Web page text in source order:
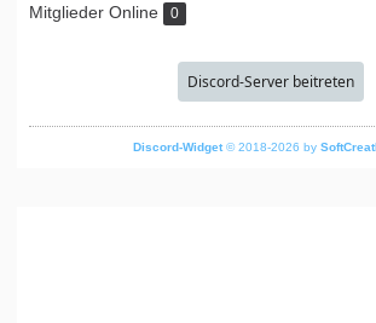
Mitglieder Online 0
Discord-Server beitreten
Discord-Widget© 2018-2026 by